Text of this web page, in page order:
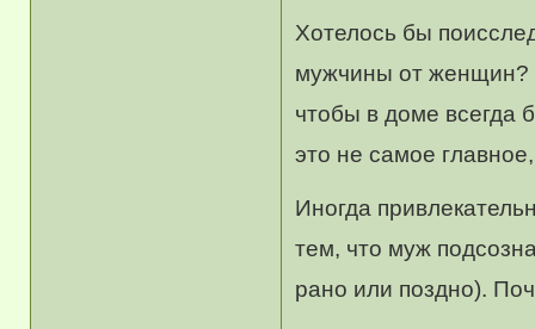
Хотелось бы
мужчины от женщин?
чтобы в доме всегда
это не самое
Иногда
тем, что муж
рано или поздно).